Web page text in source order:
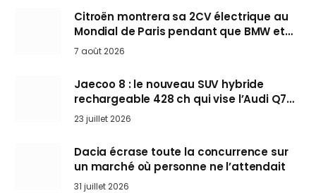
Citroën montrera sa 2CV électrique au
Mondial de Paris pendant que BMW et
Mini désertent le salon
7 août 2026
Jaecoo 8 : le nouveau SUV hybride
rechargeable 428 ch qui vise l’Audi Q7
arrive en Europe cet automne
23 juillet 2026
Dacia écrase toute la concurrence sur
un marché où personne ne l’attendait
31 juillet 2026